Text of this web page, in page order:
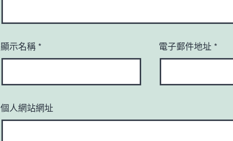
顯示名稱 * 電子郵件地址 *
個人網站網址